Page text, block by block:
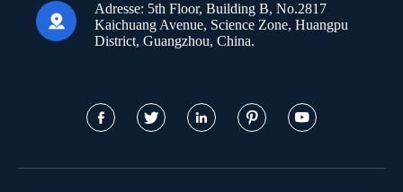

Adresse: 5th Floor, Building B, No.2817
Kaichuang Avenue, Science Zone, Huangpu
District, Guangzhou, China.
    